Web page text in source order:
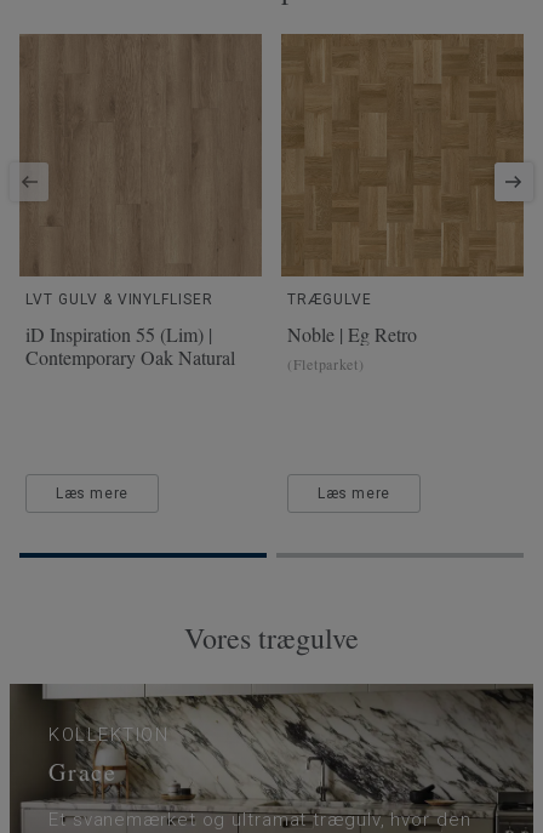
LVT GULV & VINYLFLISER
iD Inspiration 55 (Lim) |
Contemporary Oak Natural
Læs mere
TRÆGULVE
Noble | Eg Retro
(Fletparket)
Læs mere
Vores trægulve
KOLLEKTION
Grace
Et svanemærket og ultramat trægulv, hvor den